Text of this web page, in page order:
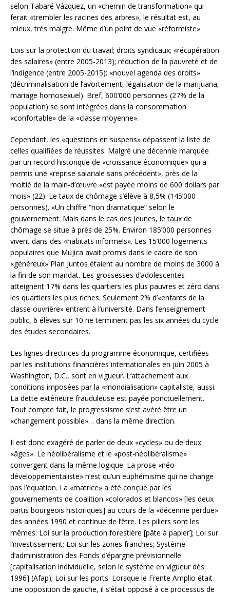
selon Tabaré Vázquez, un «chemin de transformation» qui
ferait «trembler les racines des arbres», le résultat est, au
mieux, très maigre. Même d’un point de vue «réformiste».
Lois sur la protection du travail; droits syndicaux; «récupération
des salaires» (entre 2005-2013); réduction de la pauvreté et de
l’indigence (entre 2005-2015); «nouvel agenda des droits»
(décriminalisation de l’avortement, légalisation de la marijuana,
mariage homosexuel). Bref, 600’000 personnes (27% de la
population) se sont intégrées dans la consommation
«confortable» de la «classe moyenne».
Cependant, les «questions en suspens» dépassent la liste de
celles qualifiées de réussites. Malgré une décennie marquée
par un record historique de «croissance économique» qui a
permis une «reprise salariale sans précédent», près de la
moitié de la main-d’œuvre «est payée moins de 600 dollars par
mois» (22). Le taux de chômage s’élève à 8,5% (145’000
personnes). «Un chiffre “non dramatique” selon le
gouvernement. Mais dans le cas des jeunes, le taux de
chômage se situe à près de 25%. Environ 185’000 personnes
vivent dans des «habitats informels». Les 15’000 logements
populaires que Mujica avait promis dans le cadre de son
«généreux» Plan Juntos étaient au nombre de moins de 3000 à
la fin de son mandat. Les grossesses d’adolescentes
atteignent 17% dans les quartiers les plus pauvres et zéro dans
les quartiers les plus riches. Seulement 2% d’«enfants de la
classe ouvrière» entrent à l’université. Dans l’enseignement
public, 6 élèves sur 10 ne terminent pas les six années du cycle
des études secondaires.
Les lignes directrices du programme économique, certifiées
par les institutions financières internationales en juin 2005 à
Washington, D.C., sont en vigueur. L’attachement aux
conditions imposées par la «mondialisation» capitaliste, aussi.
La dette extérieure frauduleuse est payée ponctuellement.
Tout compte fait, le progressisme s’est avéré être un
«changement possible»… dans la même direction.
Il est donc exagéré de parler de deux «cycles» ou de deux
«âges». Le néolibéralisme et le «post-néolibéralisme»
convergent dans la même logique. La prose «néo-
développementaliste» n’est qu’un euphémisme qui ne change
pas l’équation. La «matrice» a été conçue par les
gouvernements de coalition «colorados et blancos» [les deux
partis bourgeois historiques] au cours de la «décennie perdue»
des années 1990 et continue de l’être. Les piliers sont les
mêmes: Loi sur la production forestière [pâte à papier]; Loi sur
l’investissement; Loi sur les zones franches; Système
d’administration des Fonds d’épargne prévisionnelle
[capitalisation individuelle, selon le système en vigueur dès
1996] (Afap); Loi sur les ports. Lorsque le Frente Amplio était
une opposition de gauche, il s’était opposé à ce processus de